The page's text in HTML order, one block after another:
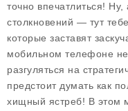
точно впечатлиться!
столкновений — тут
которые заставят
мобильном телефоне
разгуляться на
предстоит думать как
хищный ястреб! В этом